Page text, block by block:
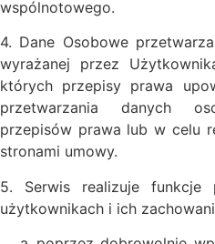
wspólnotowego.
4. Dane Osobowe
wyrażanej przez
których przepisy prawa
przetwarzania danych
przepisów prawa lub w celu
stronami umowy.
5. Serwis realizuje funkcje
użytkownikach i ich